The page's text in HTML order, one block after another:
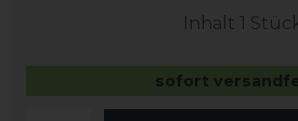
Inhalt 1
sofort